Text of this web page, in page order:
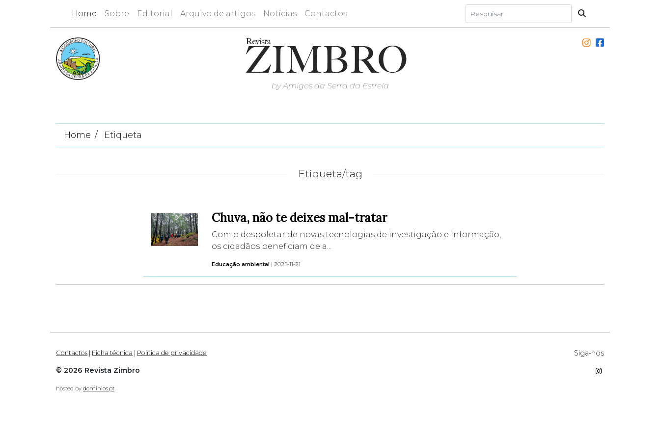
Home Sobre Editorial Arquivo de artigos Notícias Contactos
by Amigos da Serra da Estrela
Home Etiqueta
Etiqueta/tag
Chuva, não te deixes mal-tratar
Com o despoletar de novas tecnologias de investigação e informação,
os cidadãos beneficiam de a...
Educação ambiental| 2025-11-21
Contactos | Ficha técnica | Política de privacidade
© 2026 Revista Zimbro
hosted by dominios.pt
Siga-nos